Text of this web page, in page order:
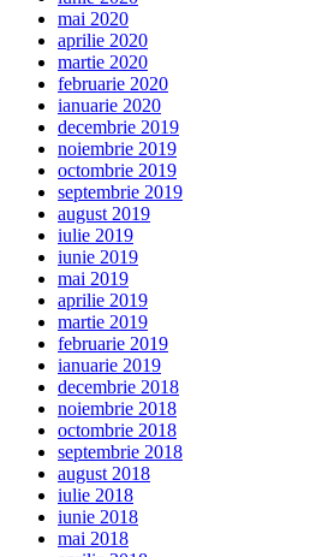
mai 2020
aprilie 2020
martie 2020
februarie 2020
ianuarie 2020
decembrie 2019
noiembrie 2019
octombrie 2019
septembrie 2019
august 2019
iulie 2019
iunie 2019
mai 2019
aprilie 2019
martie 2019
februarie 2019
ianuarie 2019
decembrie 2018
noiembrie 2018
octombrie 2018
septembrie 2018
august 2018
iulie 2018
iunie 2018
mai 2018